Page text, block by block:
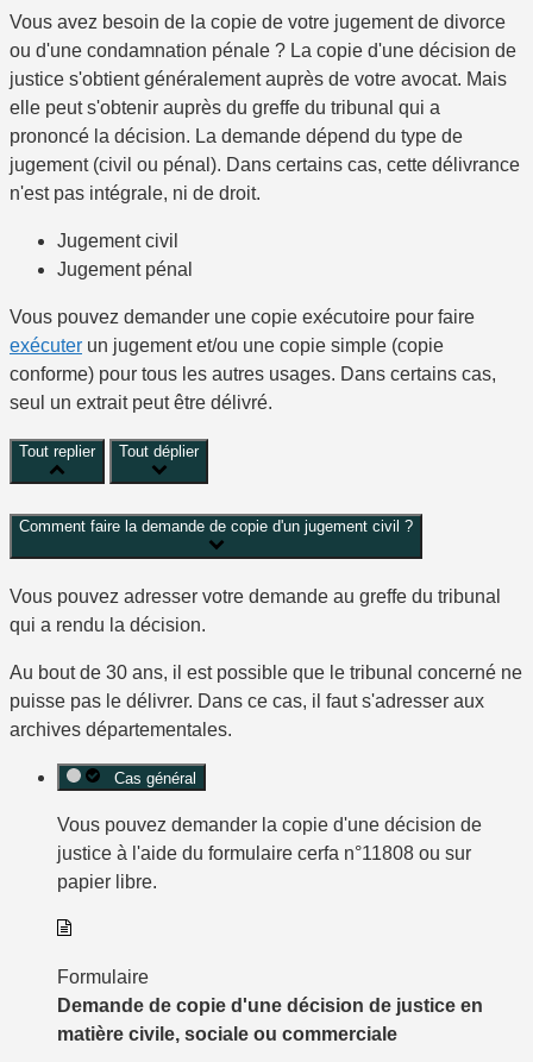
Vous avez besoin de la copie de votre jugement de divorce
ou d'une condamnation pénale ? La copie d'une décision de
justice s'obtientgénéralementauprès de votre avocat. Mais
elle peut s'obtenir auprès du greffe du tribunal qui a
prononcé la décision. La demande dépend du type de
jugement(civil ou pénal). Dans certains cas, cette délivrance
n'est pas intégrale, ni de droit.
Jugement civil
Jugement pénal
Vous pouvez demander une copie exécutoire pour faire
exécuter un jugementet/ou une copie simple (copie
conforme) pour tous les autres usages. Dans certains cas,
seul un extraitpeut être délivré.
Tout replier Tout déplier
Comment faire la demande de copie d'un jugement civil ?
Vous pouvez adresser votre demande au greffe du tribunal
qui a rendu la décision.
Au bout de 30 ans, il est possible que le tribunal concerné ne
puisse pas le délivrer. Dans ce cas, il faut s'adresser aux
archives départementales.
Cas général
Vous pouvez demander la copie d'une décision de
justice à l'aide du formulaire cerfa n°11808 ou sur
papier libre.
Formulaire
Demande de copie d'une décision de justice en
matière civile, sociale ou commerciale